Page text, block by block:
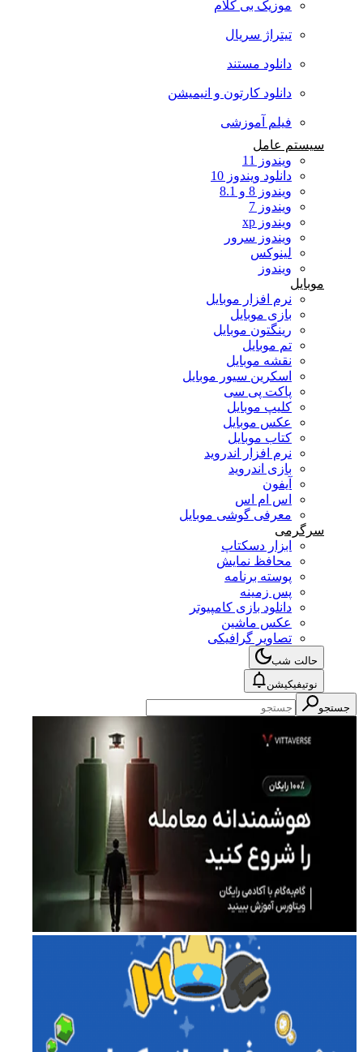
موزیک بی کلام
تیتراژ سریال
دانلود مستند
دانلود کارتون و انیمیشن
فیلم آموزشی
سیستم عامل
ویندوز 11
دانلود ویندوز 10
ویندوز 8 و 8.1
ویندوز 7
ویندوز xp
ویندوز سرور
لینوکس
ویندوز
موبایل
نرم افزار موبایل
بازی موبایل
رینگتون موبایل
تم موبایل
نقشه موبایل
اسکرین سیور موبایل
پاکت پی سی
کلیپ موبایل
عکس موبایل
کتاب موبایل
نرم افزار اندروید
بازی اندروید
آیفون
اس ام اس
معرفی گوشی موبایل
سرگرمی
ابزار دسکتاپ
محافظ نمایش
پوسته برنامه
پس زمینه
دانلود بازی کامپیوتر
عکس ماشین
تصاویر گرافیکی
حالت شب
نوتیفیکیشن
جستجو